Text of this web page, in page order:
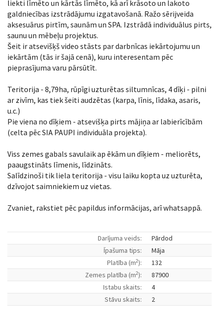
liekti līmēto un kārtās līmēto, kā arī krāsoto un lakoto
galdniecības izstrādājumu izgatavošanā. Ražo sērijveida
aksesuārus pirtīm, saunām un SPA. Izstrādā individuālus pirts,
saunu un mēbeļu projektus.
Šeit ir atsevišķš video stāsts par darbnīcas iekārtojumu un
iekārtām (tās ir šajā cenā), kuru interesentam pēc
pieprasījuma varu pārsūtīt.
Teritorija - 8,79ha, rūpīgi uzturētas siltumnīcas, 4 dīķi - pilni
ar zivīm, kas tiek šeiti audzētas (karpa, līnis, līdaka, asaris,
u.c.)
Pie viena no dīķiem - atsevišķa pirts mājiņa ar labierīcībām
(celta pēc SIA PAUPI individuāla projekta).
Viss zemes gabals savulaik ap ēkām un dīķiem - meliorēts,
paaugstināts līmenis, līdzināts.
Salīdzinoši tik liela teritorija - visu laiku kopta uz uzturēta,
dzīvojot saimniekiem uz vietas.
Zvaniet, rakstiet pēc papildus informācijas, arī whatsappā.
Darījuma veids:
Pārdod
Īpašuma tips:
Māja
Platība (m2):
132
Zemes platība (m2):
87900
Istabu skaits:
4
Stāvu skaits:
2